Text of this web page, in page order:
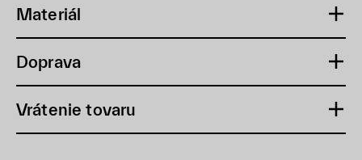
Materiál
Doprava
Vrátenie tovaru